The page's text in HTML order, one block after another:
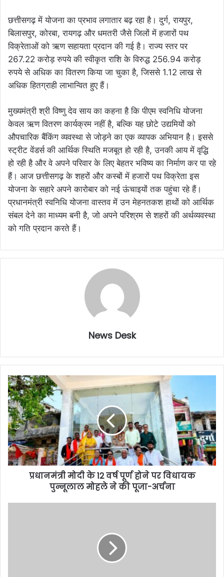
छत्तीसगढ़ में योजना का प्रभाव लगातार बढ़ रहा है। दुर्ग, रायपुर,
बिलासपुर, कोरबा, रायगढ़ और धमतरी जैसे जिलों में हजारों पथ
विक्रेताओं को ऋण सहायता प्रदान की गई है। राज्य स्तर पर
267.22 करोड़ रुपये की स्वीकृत राशि के विरुद्ध 256.94 करोड़
रुपये से अधिक का वितरण किया जा चुका है, जिससे 1.12 लाख से
अधिक हितग्राही लाभान्वित हुए हैं।
मुख्यमंत्री श्री विष्णु देव साय का कहना है कि पीएम स्वनिधि योजना
केवल ऋण वितरण कार्यक्रम नहीं है, बल्कि यह छोटे उद्यमियों को
औपचारिक बैंकिंग व्यवस्था से जोड़ने का एक व्यापक अभियान है। इससे
स्ट्रीट वेंडर्स की आर्थिक स्थिति मजबूत हो रही है, उनकी आय में वृद्धि
हो रही है और वे अपने परिवार के लिए बेहतर भविष्य का निर्माण कर पा रहे
हैं। आज छत्तीसगढ़ के शहरों और कस्बों में हजारों पथ विक्रेता इस
योजना के सहारे अपने कारोबार को नई ऊंचाइयों तक पहुंचा रहे हैं।
प्रधानमंत्री स्वनिधि योजना वास्तव में उन मेहनतकश हाथों को आर्थिक
संबल देने का माध्यम बनी है, जो अपने परिश्रम से शहरों की अर्थव्यवस्था
को गति प्रदान करते हैं।
News Desk
प्रधानमंत्री मोदी के 12 वर्ष पूर्ण होने पर विधायक
पुन्नूलाल मोहले ने की पूजा-अर्चना